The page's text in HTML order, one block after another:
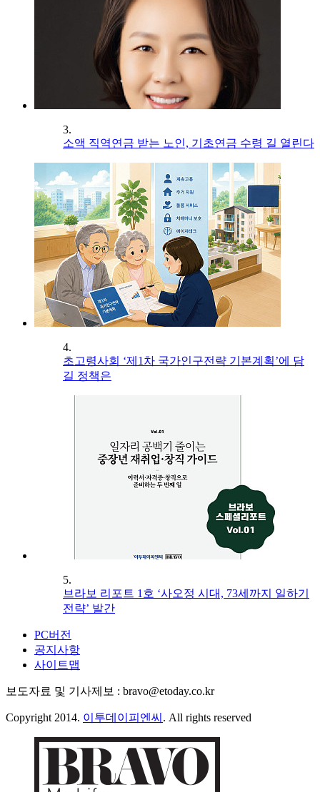
3.
소액 직역연금 받는 노인, 기초연금 수령 길 열린다
4.
초고령사회 ‘제1차 국가인구전략 기본계획’에 담
길 정책은
5.
브라보 리포트 1호 ‘사오정 시대, 73세까지 일하기
전략’ 발간
PC버전
공지사항
사이트맵
보도자료 및 기사제보 : bravo@etoday.co.kr
Copyright 2014. 이투데이피엔씨 . All rights reserved